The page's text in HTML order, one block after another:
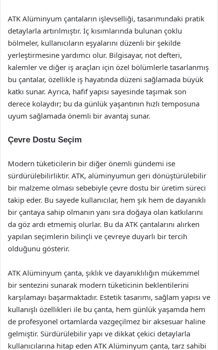
ATK Alüminyum çantaların işlevselliği, tasarımındaki pratik
detaylarla artırılmıştır. İç kısımlarında bulunan çoklu
bölmeler, kullanıcıların eşyalarını düzenli bir şekilde
yerleştirmesine yardımcı olur. Bilgisayar, not defteri,
kalemler ve diğer iş araçları için özel bölümlerle tasarlanmış
bu çantalar, özellikle iş hayatında düzeni sağlamada büyük
katkı sunar. Ayrıca, hafif yapısı sayesinde taşımak son
derece kolaydır; bu da günlük yaşantının hızlı temposuna
uyum sağlamada önemli bir avantaj sunar.
Çevre Dostu Seçim
Modern tüketicilerin bir diğer önemli gündemi ise
sürdürülebilirliktir. ATK, alüminyumun geri dönüştürülebilir
bir malzeme olması sebebiyle çevre dostu bir üretim süreci
takip eder. Bu sayede kullanıcılar, hem şık hem de dayanıklı
bir çantaya sahip olmanın yanı sıra doğaya olan katkılarını
da göz ardı etmemiş olurlar. Bu da ATK çantalarını alırken
yapılan seçimlerin bilinçli ve çevreye duyarlı bir tercih
olduğunu gösterir.
ATK Alüminyum çanta, şıklık ve dayanıklılığın mükemmel
bir sentezini sunarak modern tüketicinin beklentilerini
karşılamayı başarmaktadır. Estetik tasarımı, sağlam yapısı ve
kullanışlı özellikleri ile bu çanta, hem günlük yaşamda hem
de profesyonel ortamlarda vazgeçilmez bir aksesuar haline
gelmiştir. Sürdürülebilir yapı ve dikkat çekici detaylarla
kullanıcılarına hitap eden ATK Alüminyum çanta, tarz sahibi